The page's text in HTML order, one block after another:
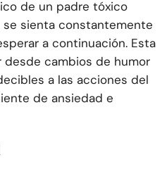
de un padre tóxico
sienta constantemente
a continuación. Esta
cambios de humor
a las acciones del
de ansiedad e